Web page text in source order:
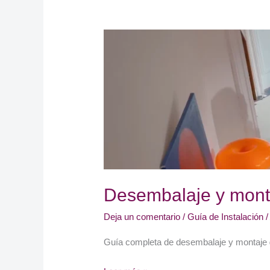
Desembalaje y
Deja un comentario /Guía de Instalación /
Guía completa de desembalaje y